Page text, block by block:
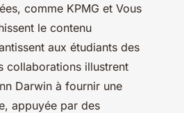
comme KPMG et Vous
le contenu
aux étudiants des
collaborations illustrent
Darwin à fournir une
appuyée par des